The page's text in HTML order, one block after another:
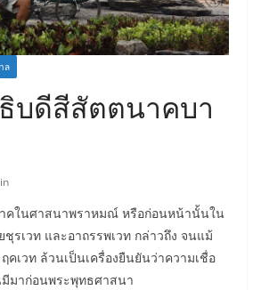
ล
บดีสีสัตตนาคบา
คในศาสนาพราหมณ์ หรือก่อนหน้านั้นใน
รเวท และอาถรรพเวท กล่าวถึง จนแม้
คเวท ล้วนเป็นเครื่องยืนยันว่าความเชื่อ
มาก่อนพระพุทธศาสนา